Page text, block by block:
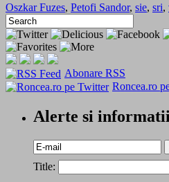
Oszkar Fuzes, Petofi Sandor, sie, sri,
Abonare RSS
Roncea.ro
Alerte si
Title: